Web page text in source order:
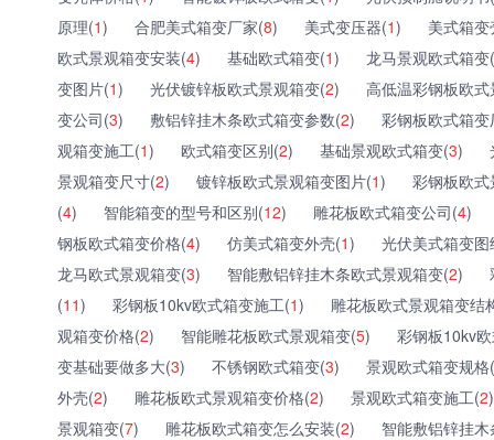
原理(1) 合肥美式箱变厂家(8) 美式变压器(1)
美式箱
欧式景观箱变安装(4) 基础欧式箱变(1)
龙马景观欧式箱变(
变图片(1) 光伏镀锌板欧式景观箱变(2)
高低温彩钢板欧
变公司(3) 敷铝锌挂木条欧式箱变参数(2)
彩钢板欧式箱
观箱变施工(1) 欧式箱变区别(2) 基础景观欧式箱变(3)
景观箱变尺寸(2) 镀锌板欧式景观箱变图片(1)
彩钢板欧
(4) 智能箱变的型号和区别(12) 雕花板欧式箱变公司(4)
钢板欧式箱变价格(4) 仿美式箱变外壳(1)
光伏美式箱变图
龙马欧式景观箱变(3) 智能敷铝锌挂木条欧式景观箱变(2)
(11) 彩钢板10kv欧式箱变施工(1)
雕花板欧式景观箱变结
观箱变价格(2) 智能雕花板欧式景观箱变(5)
彩钢板10kv
变基础要做多大(3) 不锈钢欧式箱变(3)
景观欧式箱变规格(
外壳(2) 雕花板欧式景观箱变价格(2) 景观欧式箱变施工(2)
景观箱变(7) 雕花板欧式箱变怎么安装(2) 智能敷铝锌挂